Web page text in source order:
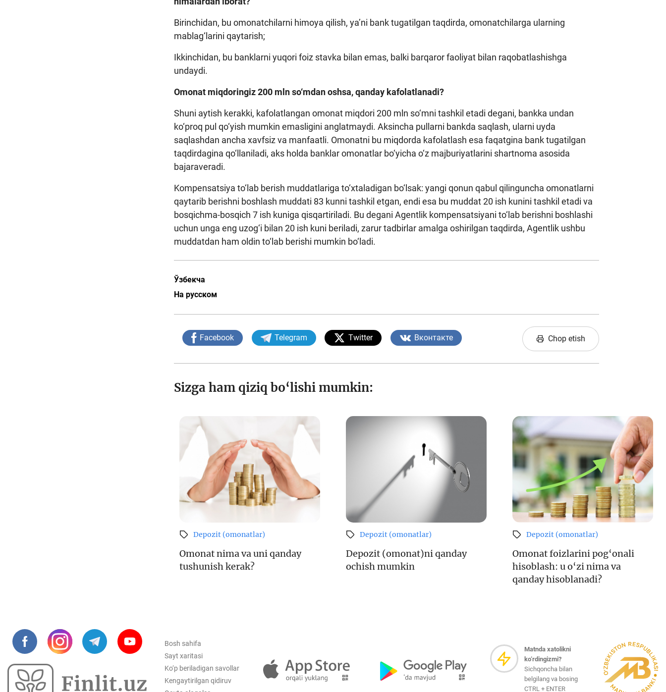
Birinchidan, bu omonatchilarni himoya qilish, ya’ni bank tugatilgan taqdirda, omonatchilarga ularning
mablag‘larini qaytarish;
Ikkinchidan, bu banklarni yuqori foiz stavka bilan emas, balki barqaror faoliyat bilan raqobatlashishga
undaydi.
Omonat miqdoringiz 200 mln so‘mdan oshsa, qanday kafolatlanadi?
Shuni aytish kerakki, kafolatlangan omonat miqdori 200 mln so‘mni tashkil etadi degani, bankka undan
ko‘proq pul qo‘yish mumkin emasligini anglatmaydi. Aksincha pullarni bankda saqlash, ularni uyda
saqlashdan ancha xavfsiz va manfaatli. Omonatni bu miqdorda kafolatlash esa faqatgina bank tugatilgan
taqdirdagina qo‘llaniladi, aks holda banklar omonatlar bo‘yicha o‘z majburiyatlarini shartnoma asosida
bajaraveradi.
Kompensatsiya to‘lab berish muddatlariga to‘xtaladigan bo‘lsak: yangi qonun qabul qilinguncha omonatlarni
qaytarib berishni boshlash muddati 83 kunni tashkil etgan, endi esa bu muddat 20 ish kunini tashkil etadi va
bosqichma-bosqich 7 ish kuniga qisqartiriladi. Bu degani Agentlik kompensatsiyani to‘lab berishni boshlashi
uchun unga eng uzog‘i bilan 20 ish kuni beriladi, zarur tadbirlar amalga oshirilgan taqdirda, Agentlik ushbu
muddatdan ham oldin to‘lab berishi mumkin bo‘ladi.
Ўзбекча
На русском
Facebook Telegram Twitter Вконтакте Chop etish
Sizga ham qiziq bo‘lishi mumkin:
Depozit (omonatlar)
Omonat nima va uni qanday
tushunish kerak?
Depozit (omonatlar)
Depozit (omonat)ni qanday
ochish mumkin
Depozit (omonatlar)
Omonat foizlarini pog‘onali
hisoblash: u o‘zi nima va
qanday hisoblanadi?
Bosh sahifa
Sayt xaritasi
Ko‘p beriladigan savollar
Kengaytirilgan qidiruv
Matnda xatolikni
ko‘rdingizmi?
Sichqoncha bilan
belgilang va bosing
CTRL + ENTER